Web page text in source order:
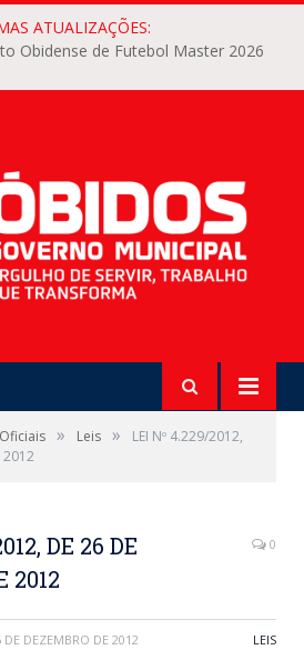
ATUALIZAÇÕES:
Obidense de Futebol Master 2026
» Leis »
LEI Nº 4.229/2012,
2012
DE 26 DE
2012
0
DE DEZEMBRO DE 2012 LEIS